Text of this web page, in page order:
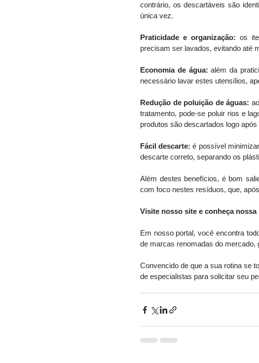
contrário, os descartáveis são
única vez.
Praticidade e organização: os
precisam ser lavados, evitando até
Economia de água: além da
necessário lavar estes utensílios,
Redução de poluição de águas:
tratamento, pode-se poluir rios e
produtos são descartados logo após
Fácil descarte: é possível
descarte correto, separando os
Além destes benefícios, é bom
com foco nestes resíduos, que,
Visite nosso site e conheça
Em nosso portal, você encontra
de marcas renomadas do
Convencido de que a sua rotina se
de especialistas para solicitar seu